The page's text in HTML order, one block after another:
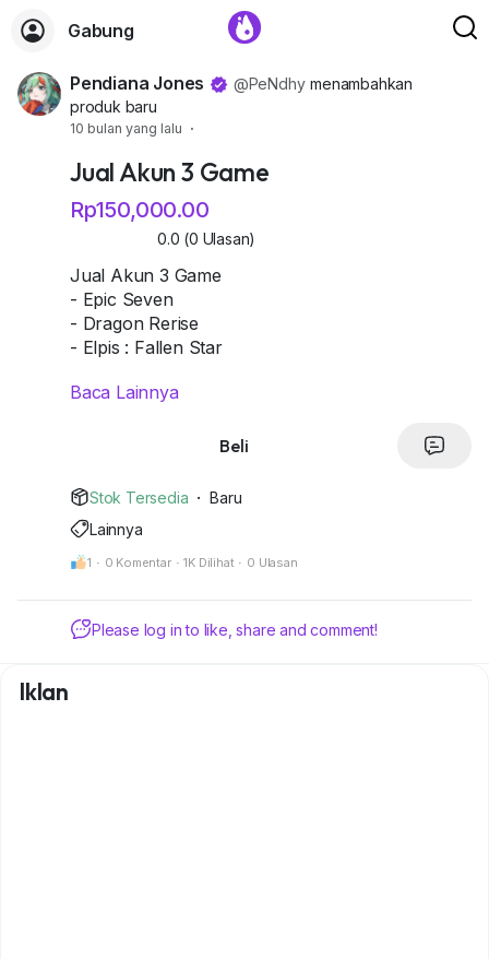
Gabung
Pendiana Jones @PeNdhy menambahkan
produk baru
10 bulan yang lalu ·
Jual Akun 3 Game
Rp150,000.00
0.0 (0 Ulasan)
Jual Akun 3 Game
- Epic Seven
- Dragon Rerise
- Elpis : Fallen Star
Untuk lebih lanjut hubungi aja atau chat
Baca Lainnya
Beli
Stok Tersedia · Baru
Lainnya
1 · 0 Komentar · 1K Dilihat · 0 Ulasan
Please log in to like, share and comment!
Iklan